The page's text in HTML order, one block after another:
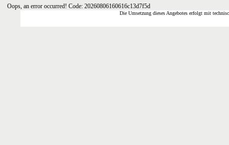
Oops, an error occurred! Code: 20260806160616c13d7f5d
Die Umsetzung dieses Angebotes erfolgt mit